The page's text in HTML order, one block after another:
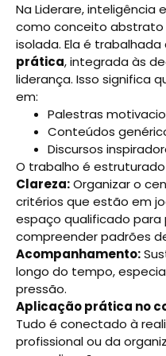
Na Liderare,
como conceito abstrato
isolada. Ela é trabalhada
prática, integrada às
liderança. Isso significa
em:
Palestras
Conteúdos
Discursos
O trabalho é
Clareza:Organizar o
critérios que estão em
espaço qualificado para
compreender padrões
Acompanhamento:
longo do tempo,
pressão.
Aplicação prática no
Tudo é conectado à
profissional ou da